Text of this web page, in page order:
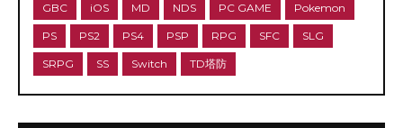
GBC iOS MD NDS PC GAME Pokemon
PS PS2 PS4 PSP RPG SFC SLG
SRPG SS Switch TD塔防